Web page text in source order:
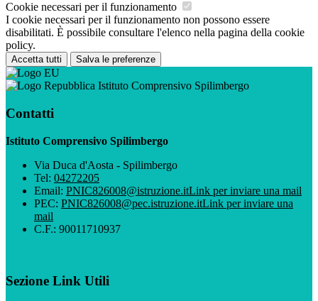
Cookie necessari per il funzionamento
I cookie necessari per il funzionamento non possono essere
disabilitati. È possibile consultare l'elenco nella pagina della cookie
policy.
Accetta tutti Salva le preferenze
Istituto Comprensivo Spilimbergo
Contatti
Istituto Comprensivo Spilimbergo
Via Duca d'Aosta - Spilimbergo
Tel: 04272205
Email: PNIC826008@istruzione.itLink per inviare una mail
PEC: PNIC826008@pec.istruzione.itLink per inviare una
mail
C.F.: 90011710937
Sezione Link Utili